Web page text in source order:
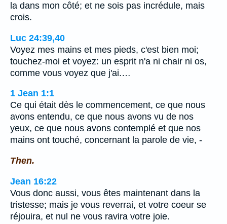
la dans mon côté; et ne sois pas incrédule, mais
crois.
Luc 24:39,40
Voyez mes mains et mes pieds, c'est bien moi;
touchez-moi et voyez: un esprit n'a ni chair ni os,
comme vous voyez que j'ai.…
1 Jean 1:1
Ce qui était dès le commencement, ce que nous
avons entendu, ce que nous avons vu de nos
yeux, ce que nous avons contemplé et que nos
mains ont touché, concernant la parole de vie, -
Then.
Jean 16:22
Vous donc aussi, vous êtes maintenant dans la
tristesse; mais je vous reverrai, et votre coeur se
réjouira, et nul ne vous ravira votre joie.